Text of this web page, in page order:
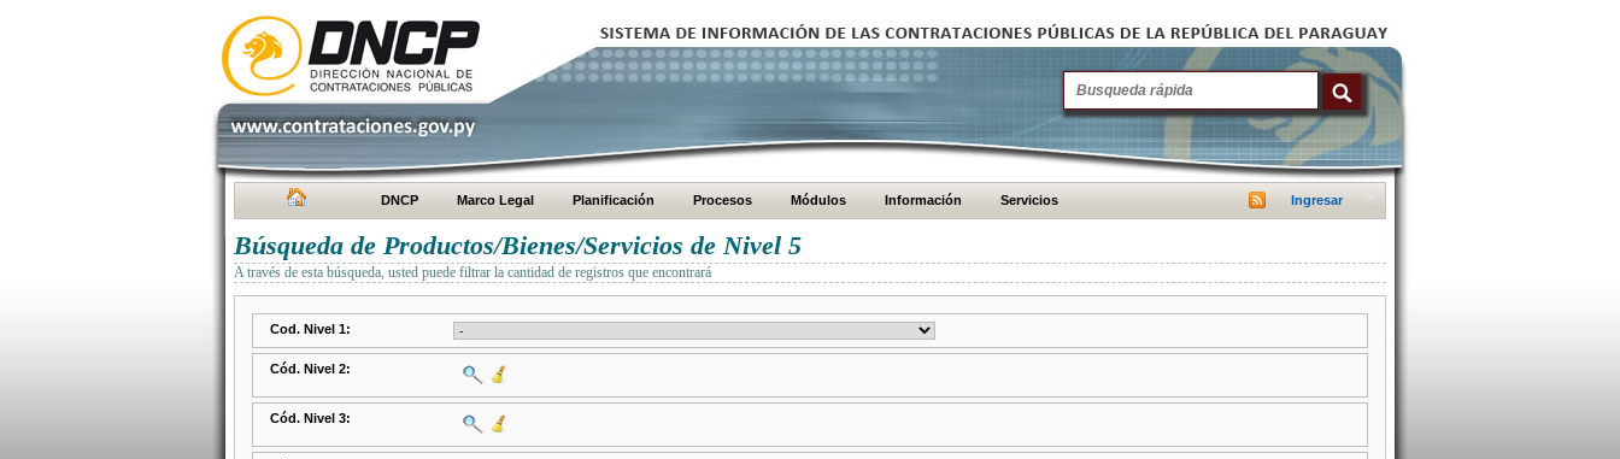
DNCP Marco Legal Planificación Procesos Módulos Información Servicios Ingresar
Búsqueda de Productos/Bienes/Servicios de Nivel 5
A través de esta búsqueda, usted puede filtrar la cantidad de registros que encontrará
Cod. Nivel 1:
Cód. Nivel 2:
Cód. Nivel 3: